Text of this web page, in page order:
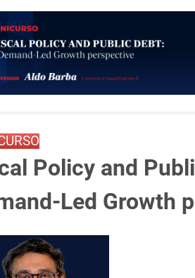
Policy and
Led Growth